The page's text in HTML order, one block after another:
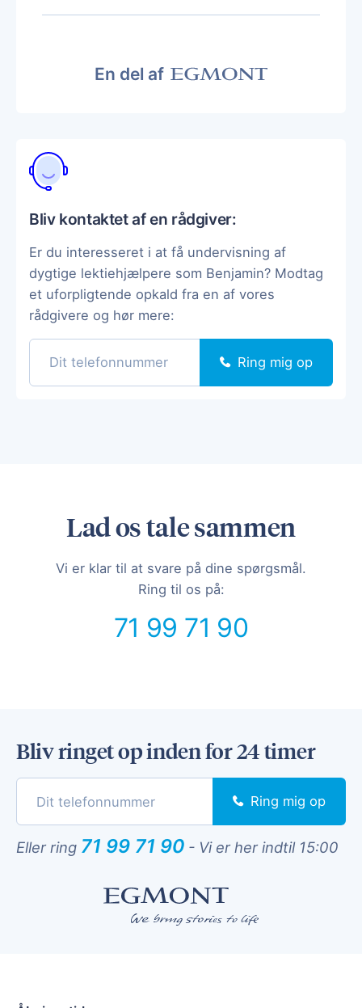
En del af
Bliv kontaktet af en rådgiver:
Er du interesseret i at få undervisning af
dygtige lektiehjælpere som Benjamin? Modtag
et uforpligtende opkald fra en af vores
rådgivere og hør mere:
Ring mig op
Lad os tale sammen
Vi er klar til at svare på dine spørgsmål.
Ring til os på:
71 99 71 90
Bliv ringet op inden for 24 timer
Ring mig op
Eller ring 71 99 71 90 - Vi er her indtil 15:00